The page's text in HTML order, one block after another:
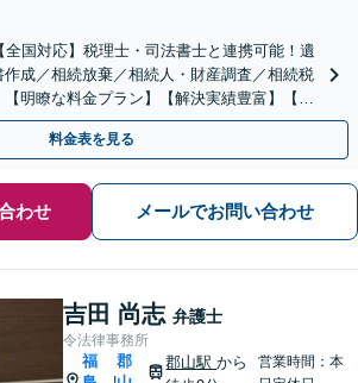
全国対応】税理士・司法書士と連携可能！遺
成／相続放棄／相続人・財産調査／相続税
明瞭な料金プラン】【解決実績豊富】【電
料金表を見る
わせ メールでお問い合わせ
吉田 尚志 弁護士
令法律事務所
福
郡
郡山駅から
営業時間：本